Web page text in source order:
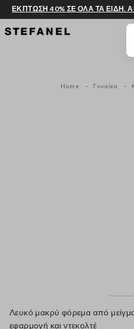
ΜΕΤΆΒΑΣΗ ΣΤΟ ΚΎΡΙΟ
ΕΚΠΤΩΣΗ 40% ΣΕ ΟΛΑ ΤΑ ΕΙΔΗ.
Home Γυναίκα
Λευκό μακρύ φόρεμα από
εφαρμογή και ντεκολτέ